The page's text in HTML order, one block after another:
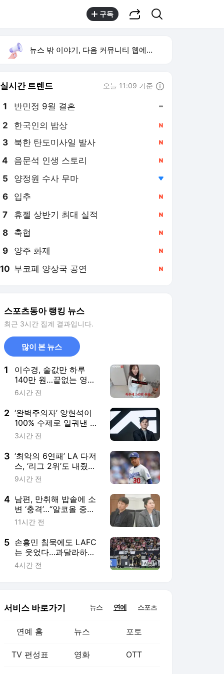
구독
뉴스 밖 이야기, 다음 커뮤니티 웹에서 보기
실시간 트렌드 오늘 11:09 기준
1 반민정 9월 결혼
2 한국인의 밥상
3 북한 탄도미사일 발사
4 음문석 인생 스토리
5 양정원 수사 무마
6 입추
7 휴젤 상반기 최대 실적
8 축협
9 양주 화재
10 부코페 양상국 공연
스포츠동아 랭킹 뉴스
최근 3시간 집계 결과입니다.
많이 본 뉴스
1
이수경, 술값만 하루
140만 원…끝없는 영수
증에 제작진 ‘깜짝’
6시간 전
2 ‘완벽주의자’ 양현석이
100% 수제로 일궈낸 70
억 뷰의 기적
3시간 전
3 ‘최악의 6연패’ LA 다저
스, ‘리그 2위’도 내줬다
→‘DS 직행 빨간불’
9시간 전
4 남편, 만취해 밥솥에 소
변 ‘충격’…“알코올 중독
맞다” 당당 (이숙캠)
11시간 전
5 손흥민 침묵에도 LAFC
는 웃었다…과달라하라
와 1-1 뒤 승부차기 승
4시간 전
서비스 바로가기 뉴스 연예 스포츠
연예 홈 뉴스 포토
TV 편성표 영화 OTT